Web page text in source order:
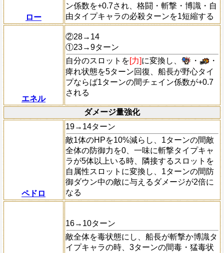
ロー
ン係数を+0.7され、格闘・斬撃・博識・自
由タイプキャラの必殺ターンを1短縮する
エネル
②28→14
①23→9ターン
自分のスロットを[力]に変換し、 ・
・
痺れ状態を5ターン回復、船長が野心タイ
プならば1ターンの間チェイン係数が+0.7
される
ダメージ量強化
ペドロ
19→14ターン
敵1体のHPを10%減らし、1ターンの間敵
全体の防御力を0、一味に斬撃タイプキャ
ラが5体以上いる時、隣接するスロットを
自属性スロットに変換し、1ターンの間防
御ダウン中の敵に与えるダメージが2倍に
なる
16→10ターン
敵全体を毒状態にし、船長が斬撃か博識タ
イプキャラの時、3ターンの間毒・猛毒状